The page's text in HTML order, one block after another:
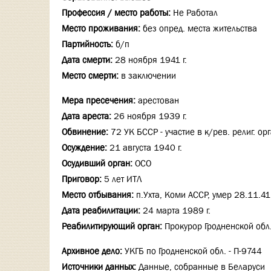
Профессия / место работы: Не Работал
Место проживания: без опред. места жительства
Партийность: б/п
Дата смерти: 28 ноября 1941 г.
Место смерти: в заключении
Мера пресечения: арестован
Дата ареста: 26 ноября 1939 г.
Обвинение: 72 УК БССР - участие в к/рев. религ.
Осуждение: 21 августа 1940 г.
Осудивший орган: ОСО
Приговор: 5 лет ИТЛ
Место отбывания: п.Ухта, Коми АССР, умер 28.11.41
Дата реабилитации: 24 марта 1989 г.
Реабилитирующий орган: Прокурор Гродненской обл.
Архивное дело: УКГБ по Гродненской обл. - П-9744
Источники данных: Данные, собранные в Беларуси